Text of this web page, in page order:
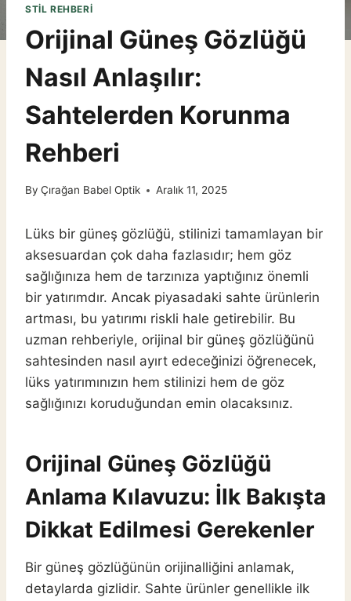
STIL REHBERI
Orijinal Güneş Gözlüğü
Nasıl Anlaşılır:
Sahtelerden Korunma
Rehberi
By Çırağan Babel Optik Aralık 11, 2025
Lüks bir güneş gözlüğü, stilinizi tamamlayan bir
aksesuardan çok daha fazlasıdır; hem göz
sağlığınıza hem de tarzınıza yaptığınız önemli
bir yatırımdır. Ancak piyasadaki sahte ürünlerin
artması, bu yatırımı riskli hale getirebilir. Bu
uzman rehberiyle, orijinal bir güneş gözlüğünü
sahtesinden nasıl ayırt edeceğinizi öğrenecek,
lüks yatırımınızın hem stilinizi hem de göz
sağlığınızı koruduğundan emin olacaksınız.
Orijinal Güneş Gözlüğü
Anlama Kılavuzu: İlk Bakışta
Dikkat Edilmesi Gerekenler
Bir güneş gözlüğünün orijinalliğini anlamak,
detaylarda gizlidir. Sahte ürünler genellikle ilk